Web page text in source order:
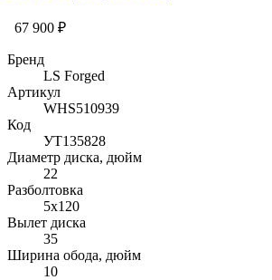
67 900 ₽
Бренд
LS Forged
Артикул
WHS510939
Код
УТ135828
Диаметр диска, дюйм
22
Разболтовка
5x120
Вылет диска
35
Ширина обода, дюйм
10